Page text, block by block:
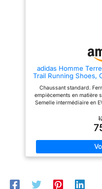
adidas Homme
Trail Running Shoes,
Chaussant standard.
empiècements en matière
Semelle intermédiaire en
(pointure 42 2/3). Drop
mm / avant-pied : 16
crampons. Contient au